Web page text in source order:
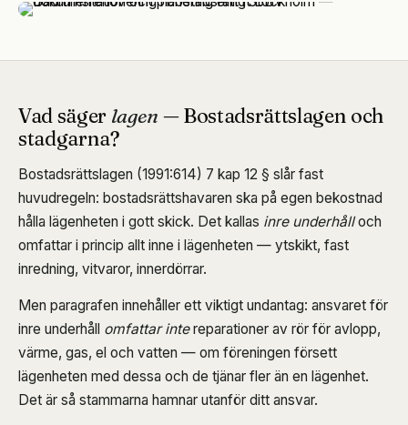
Vad säger lagen — Bostadsrättslagen och
stadgarna?
Bostadsrättslagen (1991:614) 7 kap 12 § slår fast
huvudregeln: bostadsrättshavaren ska på egen bekostnad
hålla lägenheten i gott skick. Det kallas inre underhålloch
omfattar i princip allt inne i lägenheten — ytskikt, fast
inredning, vitvaror, innerdörrar.
Men paragrafen innehåller ett viktigt undantag: ansvaret för
inre underhåll omfattar intereparationer av rör för avlopp,
värme, gas, el och vatten — om föreningen försett
lägenheten med dessa och de tjänar fler än en lägenhet.
Det är så stammarna hamnar utanför ditt ansvar.